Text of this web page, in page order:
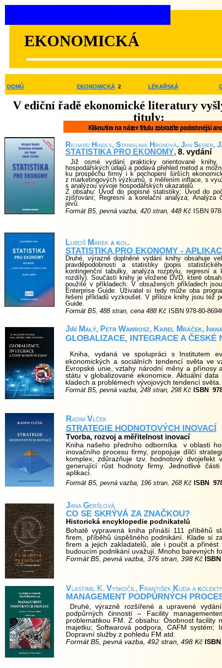
EKONOMICKÁ
V ediční řadě ekonomické literatury
tituly:
RichardH indls, Stanislava Hronová, JanSeger, J
STATISTIKA PRO EKONOMY, 8. vydání
Již osmé vydání prakticky orientované
hospodářských údajů a podává přehled metod a
ku prospěchu firmy i k pochopení širších
z marketingových výzkumů, s měřením inflace, s
s analýzou vývoje hospodářských ukazatelů.
Z obsahu: Úvod do popisné statistiky; Úvod do
zjišťování; Regresní a korelační analýza; Analýza
jevů.
Formát B5, pevná vazba, 420 stran, 448 Kč ISBN
DOMŮ LÉKAŘSKÁ
EKONOMICKÁ 2
LubošMareka kol .
STATISTIKA PRO EKONOMY -
Druhé, výrazně doplněné vydání knihy obsahuje
pravděpodobnosti a statistiky (popis
kontingenční tabulky, analýza rozptylu, regresní
rozdíly). Součástí knihy je vložené DVD, které
použité v příkladech. V obsažených příkladech
Enterprise Guide. Uživatel si tedy může oba
řešení příkladů vyzkoušet. V příloze knihy jsou též
Guide.
Formát B5, 488 stran, cena 488 KčISBN 978-80-
RadimVlček
STRATEGIE HODNOTOVÝCH INOVACÍ
Tvorba, rozvoj a měřitelnost inovací
Kniha našeho předního odborníka
v oblasti
inovačního procesu firmy, propojuje dílčí
komplex, zdůrazňuje tzv. hodnotový
generující růst hodnoty firmy. Jednotlivé
aplikací.
Formát B5, pevná vazba, 196 stran, 268 Kč ISBN
Jiří Malý, Petr Wawrosz, Karel Mráček,
GLOBALIZACE, INTEGRACE A ČESKÉ
Kniha, vydaná ve spolupráci s Institutem
ekonomických a sociálních tendencí světa ve
Evropské unie, vztahy národní měny a
státu v globalizované ekonomice. Aktuální
kladech a problémech vývojových tendencí světa.
Formát B5, pevná vazba, 248 stran, 298 Kč ISBN
Jana Geršlová
CO SE SKRÝVÁ ZA ZNAČKOU?
Historická encyklopedie podnikatelů
Bohatě vypravená kniha přináší 111 příběhů
firem, příběhů úspěšného podnikání. Klade si
firem a jejich zakladatelů, ale i poučit a
budoucím podnikání uvažují. Mnoho barevných
Formát B5, pevná vazba, 376 stran, 398 Kč
Vlastimil K. Vyskočil, František Kuda a k
MANAGEMENT PODPŮRNÝCH
Druhé, výrazně rozšířené a upravené
podpůrných činností – Facility
problematikou FM. Z obsahu: Osobnost facility
majetku; Softwarová podpora, CAFM systém;
Dopravní služby z pohledu FM atd.
Formát B5, pevná vazba, 492 stran, 498 Kč ISBN